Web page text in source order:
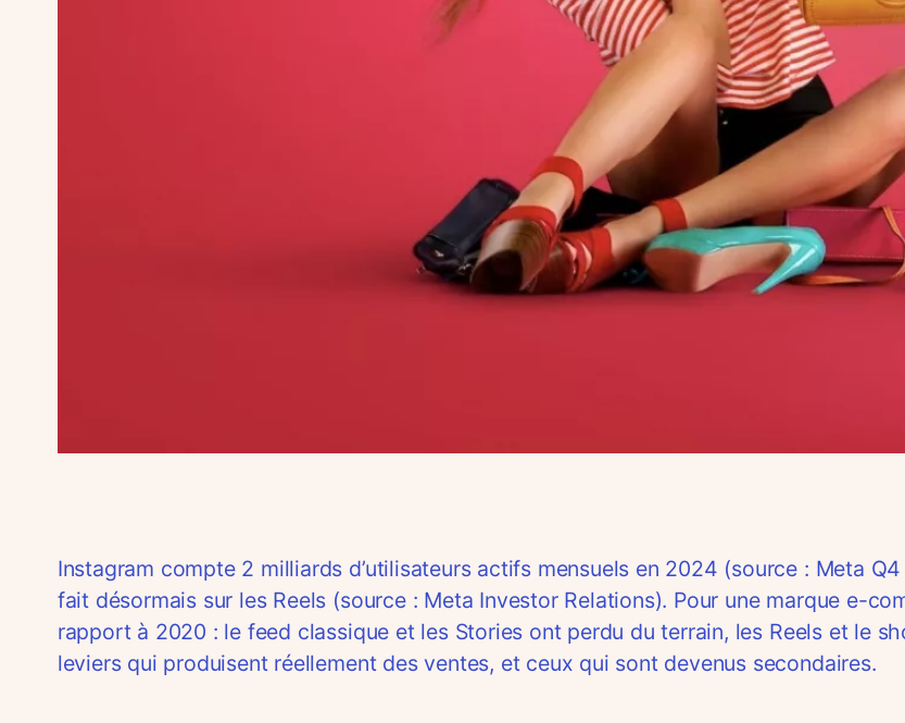
Instagram compte 2 milliards d’utilisateurs actifs mensuels en 2024 (source : Meta
fait désormais sur les Reels (source : Meta Investor Relations). Pour une marque e-
rapport à 2020 : le feed classique et les Stories ont perdu du terrain, les Reels et le
leviers qui produisent réellement des ventes, et ceux qui sont devenus secondaires.